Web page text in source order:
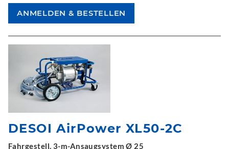
DESOI AirPower XL50-2C
Fahrgestell, 3-m-Ansaugsystem Ø 25